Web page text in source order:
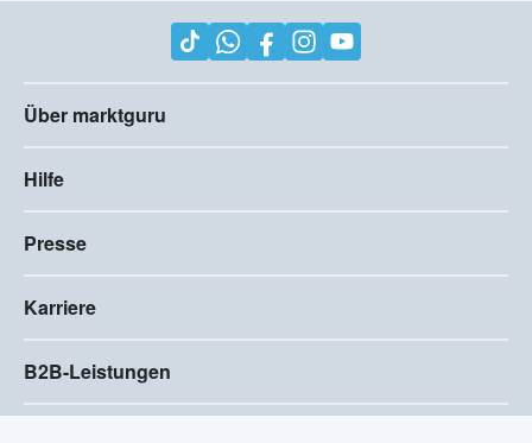
Über marktguru
Hilfe
Presse
Karriere
B2B-Leistungen